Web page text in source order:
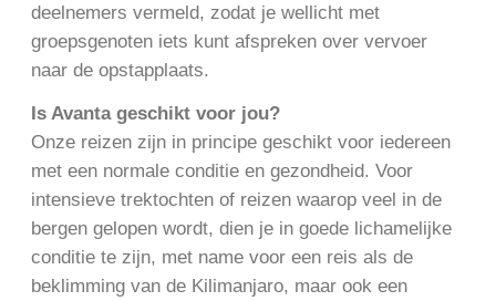
deelnemers vermeld, zodat je wellicht met
groepsgenoten iets kunt afspreken over vervoer
naar de opstapplaats.
Is Avanta geschikt voor jou?
Onze reizen zijn in principe geschikt voor iedereen
met een normale conditie en gezondheid. Voor
intensieve trektochten of reizen waarop veel in de
bergen gelopen wordt, dien je in goede lichamelijke
conditie te zijn, met name voor een reis als de
beklimming van de Kilimanjaro, maar ook een